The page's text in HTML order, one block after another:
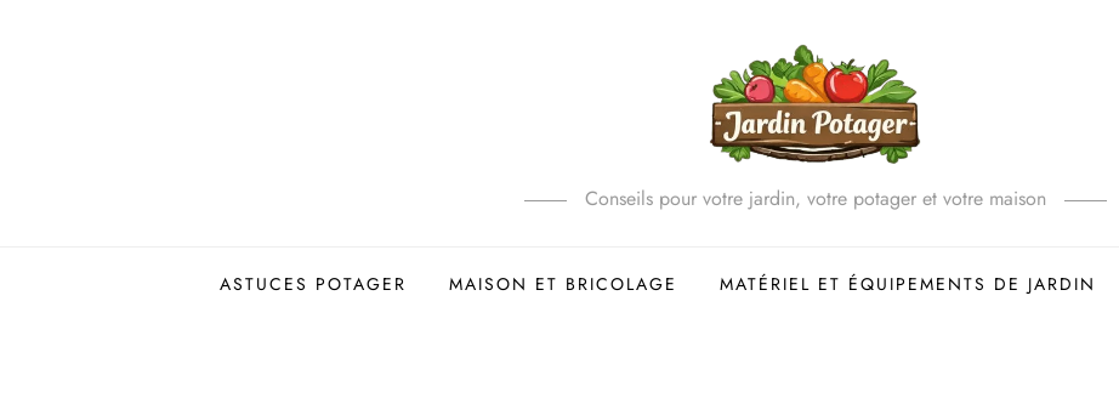
Conseils pour votre jardin, votre potager et votre maison
ASTUCES POTAGER MAISON ET BRICOLAGE MATÉRIEL ET ÉQUIPEMENTS DE JARDIN